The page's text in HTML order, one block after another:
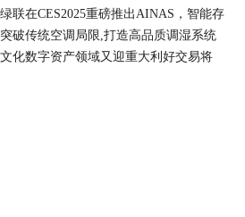
绿联在CES2025重磅推出AINAS，智能存
突破传统空调局限,打造高品质调湿系统
文化数字资产领域又迎重大利好交易将